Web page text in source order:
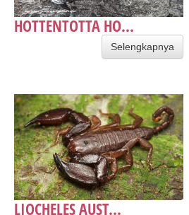
HOTTENTOTTA HO...
Selengkapnya
LIOCHELES AUST...